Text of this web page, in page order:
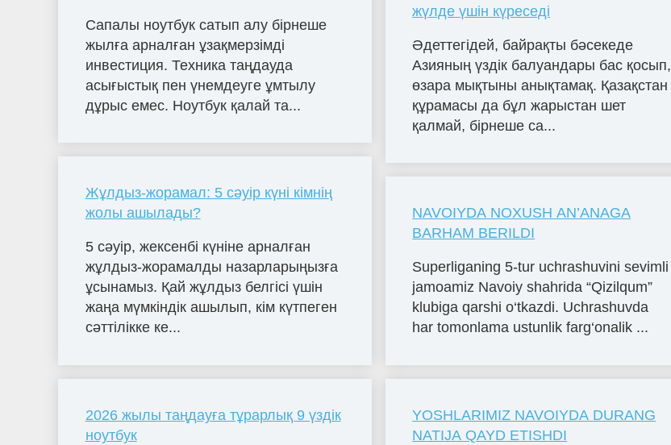
Сапалы ноутбук сатып алу бірнеше
жылға арналған ұзақмерзімді
инвестиция. Техника таңдауда
асығыстық пен үнемдеуге ұмтылу
дұрыс емес. Ноутбук қалай та...
Жұлдыз-жорамал: 5 сәуір күні кімнің
жолы ашылады?
5 сәуір, жексенбі күніне арналған
жұлдыз-жорамалды назарларыңызға
ұсынамыз. Қай жұлдыз белгісі үшін
жаңа мүмкіндік ашылып, кім күтпеген
сәттілікке ке...
2026 жылы таңдауға тұрарлық 9 үздік
ноутбук
жүлде үшін күреседі
Әдеттегідей, байрақты бәсекеде
Азияның үздік балуандары бас қосып,
өзара мықтыны анықтамақ. Қазақстан
құрамасы да бұл жарыстан шет
қалмай, бірнеше са...
NAVOIYDA NOXUSH AN’ANAGA
BARHAM BERILDI
Superliganing 5-tur uchrashuvini sevimli
jamoamiz Navoiy shahrida “Qizilqum”
klubiga qarshi o‘tkazdi. Uchrashuvda
har tomonlama ustunlik farg‘onalik ...
YOSHLARIMIZ NAVOIYDA DURANG
NATIJA QAYD ETISHDI